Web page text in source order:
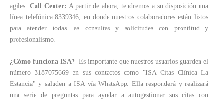
agiles: Call Center: A partir de ahora, tendremos a su disposición una
línea telefónica 8339346, en donde nuestros colaboradores están listos
para atender todas las consultas y solicitudes con prontitud y
profesionalismo.
¿Cómo funciona ISA? Es importante que nuestros usuarios guarden el
número 3187075669 en sus contactos como "ISA Citas Clínica La
Estancia" y saluden a ISA vía WhatsApp. Ella responderá y realizará
una serie de preguntas para ayudar a autogestionar sus citas con